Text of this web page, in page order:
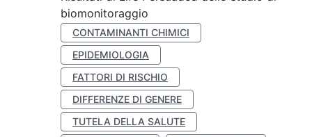
biomonitoraggio
CONTAMINANTI CHIMICI
EPIDEMIOLOGIA
FATTORI DI RISCHIO
DIFFERENZE DI GENERE
TUTELA DELLA SALUTE